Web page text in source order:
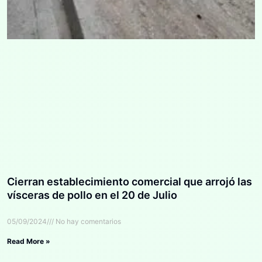
Cierran establecimiento comercial que arrojó las
vísceras de pollo en el 20 de Julio
05/09/2024 No hay comentarios
Read More »